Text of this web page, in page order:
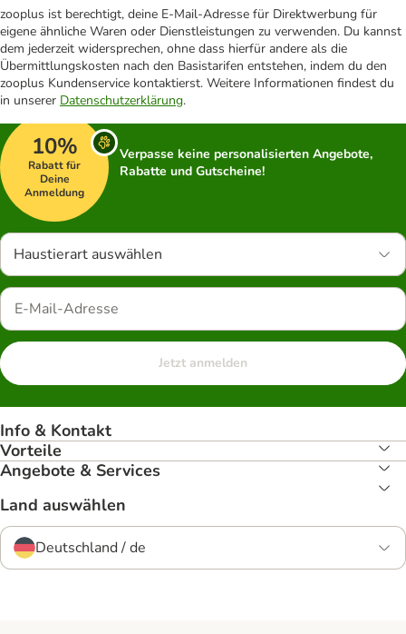
zooplus ist berechtigt, deine E-Mail-Adresse für Direktwerbung für
eigene ähnliche Waren oder Dienstleistungen zu verwenden. Du kannst
dem jederzeit widersprechen, ohne dass hierfür andere als die
Übermittlungskosten nach den Basistarifen entstehen, indem du den
zooplus Kundenservice kontaktierst. Weitere Informationen findest du
in unserer Datenschutzerklärung.
10%
Rabatt für
Deine
Anmeldung
Verpasse keine personalisierten Angebote,
Rabatte und Gutscheine!
Haustierart auswählen
Jetzt anmelden
Info & Kontakt
Vorteile
Angebote & Services
Land auswählen
Deutschland / de